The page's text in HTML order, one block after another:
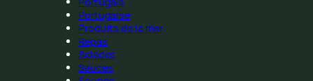
Portugaise
Produits de la mer
Repas
Salades
Sauces